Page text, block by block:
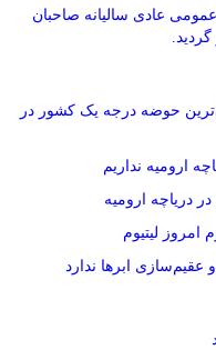
عادی سالیانه صاحبان
حوضه‌ درجه یک کشور در
ارومیه نداریم
دریاچه ارومیه
امروز لیتیوم
ابرها ندارد